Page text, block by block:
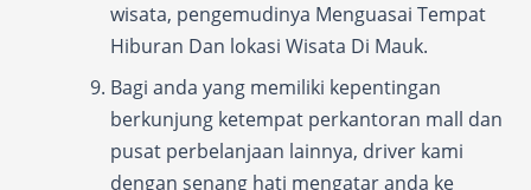
wisata, pengemudinya Menguasai Tempat
Hiburan Dan lokasi Wisata Di Mauk.
Bagi anda yang memiliki kepentingan
berkunjung ketempat perkantoran mall dan
pusat perbelanjaan lainnya, driver kami
dengan senang hati mengatar anda ke